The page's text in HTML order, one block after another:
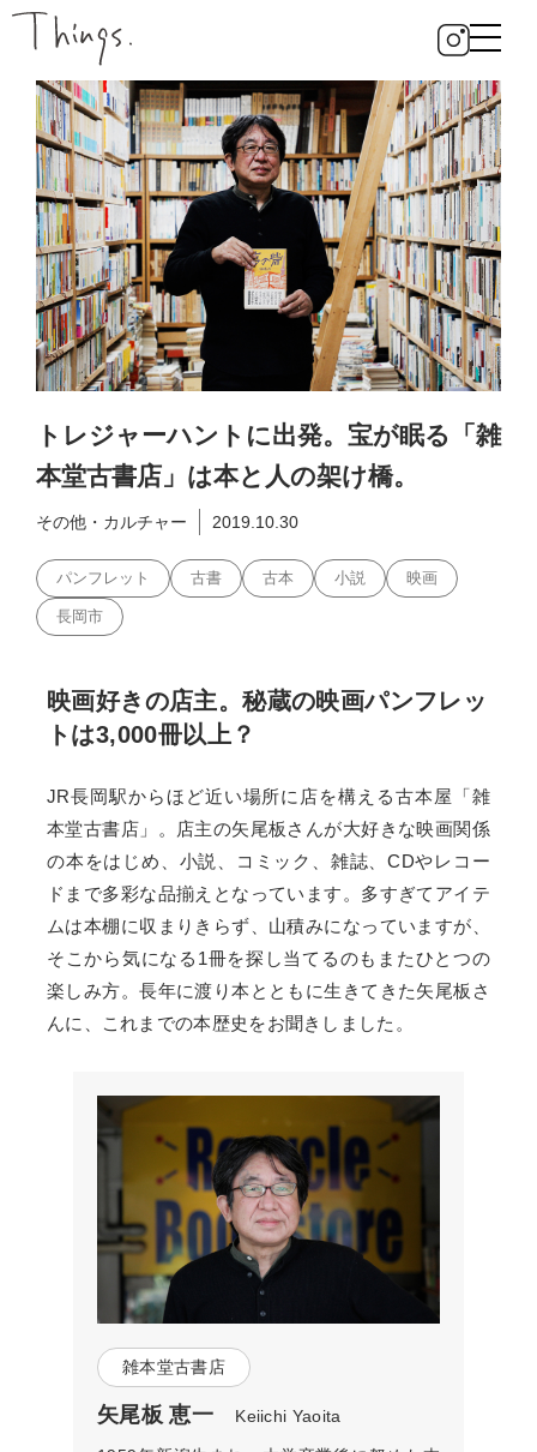
トレジャーハントに出発。宝が眠る「雑
本堂古書店」は本と人の架け橋。
その他・カルチャー 2019.10.30
パンフレット 古書 古本 小説 映画
長岡市
映画好きの店主。秘蔵の映画パンフレッ
トは3,000冊以上？
JR長岡駅からほど近い場所に店を構える古本屋「雑
本堂古書店」。店主の矢尾板さんが大好きな映画関係
の本をはじめ、小説、コミック、雑誌、CDやレコー
ドまで多彩な品揃えとなっています。多すぎてアイテ
ムは本棚に収まりきらず、山積みになっていますが、
そこから気になる1冊を探し当てるのもまたひとつの
楽しみ方。長年に渡り本とともに生きてきた矢尾板さ
んに、これまでの本歴史をお聞きしました。
雑本堂古書店
矢尾板 恵一 Keiichi Yaoita